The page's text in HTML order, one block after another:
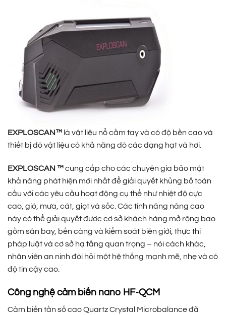
EXPLOSCAN™ là vật liệu nổ cầm tay và có độ bền cao và
thiết bị dò vật liệu có khả năng dò các dạng hạt và hơi.
EXPLOSCAN ™cung cấp cho các chuyên gia bảo mật
khả năng phát hiện mới nhất để giải quyết khủng bố toàn
cầu với các yêu cầu hoạt động cụ thể như nhiệt độ cực
cao, gió, mưa, cát, giọt và sốc. Các tính năng nâng cao
này có thể giải quyết được cơ sở khách hàng mở rộng bao
gồm sân bay, bến cảng và kiểm soát biên giới, thực thi
pháp luật và cơ sở hạ tầng quan trọng – nói cách khác,
nhân viên an ninh đòi hỏi một hệ thống mạnh mẽ, nhẹ và có
độ tin cậy cao.
Công nghệ cảm biến nano HF-QCM
Cảm biến tần số cao Quartz Crystal Microbalance đã